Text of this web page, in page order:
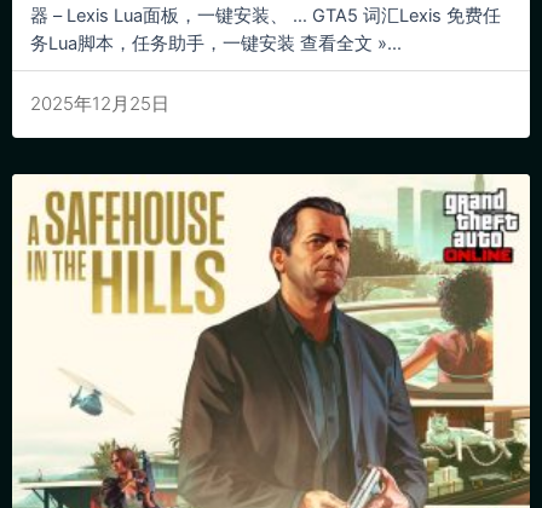
2025年12月25日
器 – Lexis Lua面板，一键安装、 … GTA5 词汇Lexis 免费任
务Lua脚本，任务助手，一键安装 查看全文 »...